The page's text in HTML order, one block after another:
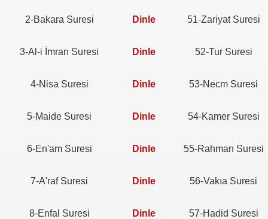
2-Bakara Suresi Dinle 51-Zariyat Suresi
3-Al-i İmran Suresi Dinle 52-Tur Suresi
4-Nisa Suresi Dinle 53-Necm Suresi
5-Maide Suresi Dinle 54-Kamer Suresi
6-En'am Suresi Dinle 55-Rahman Suresi
7-A'raf Suresi Dinle 56-Vakıa Suresi
8-Enfal Suresi Dinle 57-Hadid Suresi